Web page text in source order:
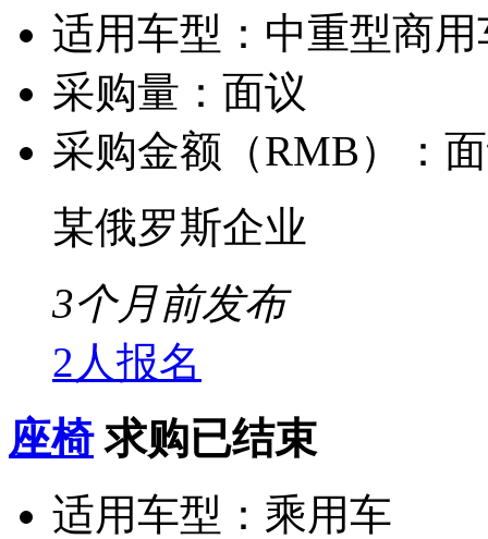
适用车型： 中重型商
采购量： 面议
采购金额（RMB）：
某俄罗斯企业
3个月前发布
2人报名
座椅 求购已结束
适用车型： 乘用车